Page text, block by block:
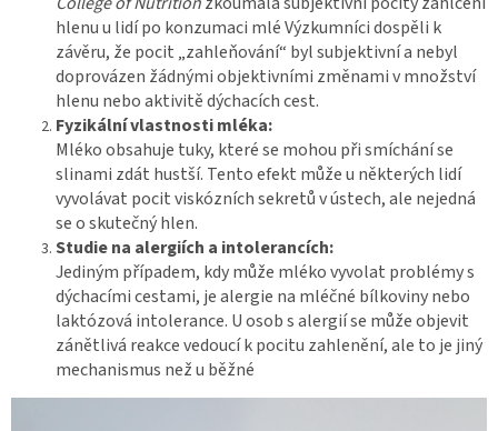
hlenu u lidí po konzumaci mlé Výzkumníci dospěli k
závěru, že pocit „zahleňování“ byl subjektivní a nebyl
doprovázen žádnými objektivními změnami v množství
hlenu nebo aktivitě dýchacích cest.
Fyzikální vlastnosti mléka:
Mléko obsahuje tuky, které se mohou při smíchání se
slinami zdát hustší. Tento efekt může u některých lidí
vyvolávat pocit viskózních sekretů v ústech, ale nejedná
se o skutečný hlen.
Studie na alergiích a intolerancích:
Jediným případem, kdy může mléko vyvolat problémy s
dýchacími cestami, je alergie na mléčné bílkoviny nebo
laktózová intolerance. U osob s alergií se může objevit
zánětlivá reakce vedoucí k pocitu zahlenění, ale to je jiný
mechanismus než u běžné